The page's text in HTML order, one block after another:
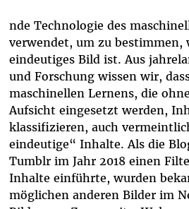
nde Technologie des
verwendet, um zu bestimmen,
eindeutiges Bild ist. Aus
und Forschung wissen wir,
maschinellen Lernens, die
Aufsicht eingesetzt werden,
klassifizieren, auch
eindeutige“ Inhalte. Als die
Tumblr im Jahr 2018 einen
Inhalte einführte, wurden
möglichen anderen Bilder im